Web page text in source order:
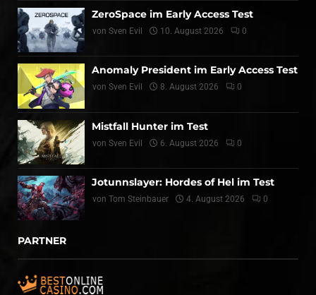
ZeroSpace im Early Access Test
von Sven Evil 10. August 2026 0
Anomaly President im Early Access Test
von Sven Evil 8. August 2026 0
Mistfall Hunter im Test
von Sven Evil 6. August 2026 0
Jotunnslayer: Hordes of Hel im Test
von Tom Steinbauer 4. August 2026 0
PARTNER